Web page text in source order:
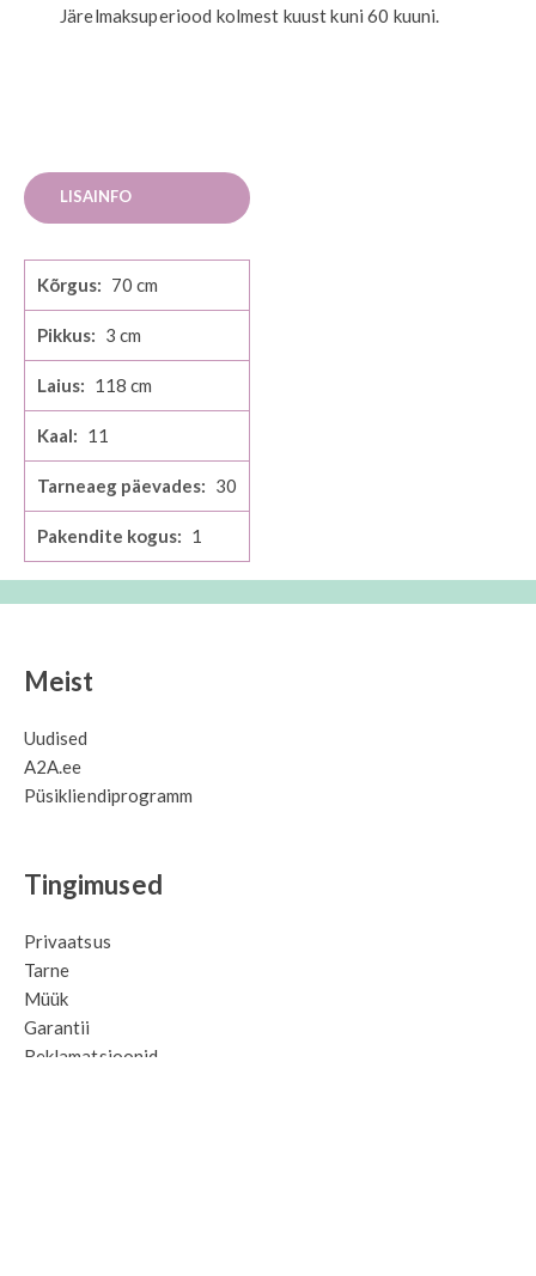
Järelmaksuperiood kolmest kuust kuni 60 kuuni.
LISAINFO
70
3
118
11
30
1
Meist
Uudised
A2A.ee
Püsikliendiprogramm
Tingimused
Privaatsus
Tarne
Müük
Garantii
Reklamatsioonid